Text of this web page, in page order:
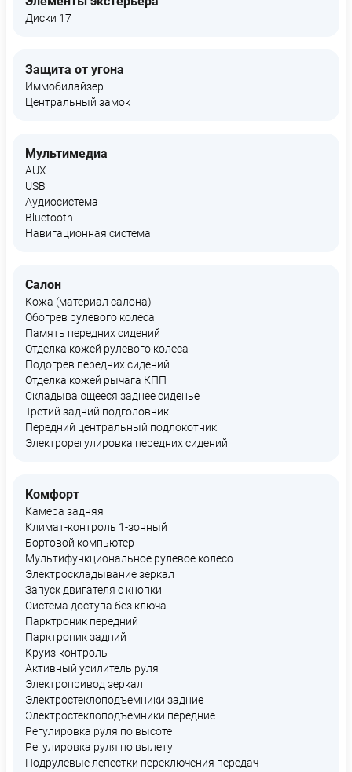
Диски 17
Защита от угона
Иммобилайзер
Центральный замок
Мультимедиа
AUX
USB
Аудиосистема
Bluetooth
Навигационная система
Салон
Кожа (материал салона)
Обогрев рулевого колеса
Память передних сидений
Отделка кожей рулевого колеса
Подогрев передних сидений
Отделка кожей рычага КПП
Складывающееся заднее сиденье
Третий задний подголовник
Передний центральный подлокотник
Электрорегулировка передних сидений
Комфорт
Камера задняя
Климат-контроль 1-зонный
Бортовой компьютер
Мультифункциональное рулевое колесо
Электроскладывание зеркал
Запуск двигателя с кнопки
Система доступа без ключа
Парктроник передний
Парктроник задний
Круиз-контроль
Активный усилитель руля
Электропривод зеркал
Электростеклоподъемники задние
Электростеклоподъемники передние
Регулировка руля по высоте
Регулировка руля по вылету
Подрулевые лепестки переключения передач